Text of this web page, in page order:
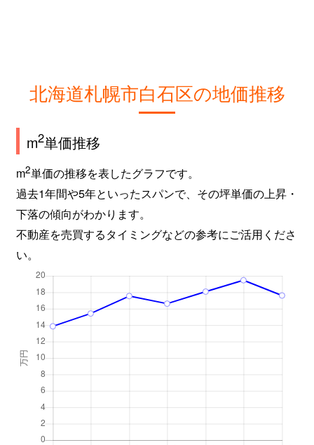
北海道札幌市白石区の地価推移
m2単価推移
m2単価の推移を表したグラフです。
過去1年間や5年といったスパンで、その坪単価の上昇・
下落の傾向がわかります。
不動産を売買するタイミングなどの参考にご活用くださ
い。